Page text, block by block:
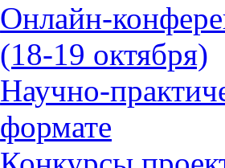
Онлайн-
(18-19 октября)
Научно-
формате